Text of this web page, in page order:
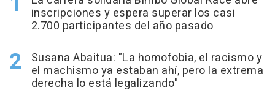
inscripciones y espera superar los casi
2.700 participantes del año pasado
Susana Abaitua: "La homofobia, el racismo y
el machismo ya estaban ahí, pero la extrema
derecha lo está legalizando"